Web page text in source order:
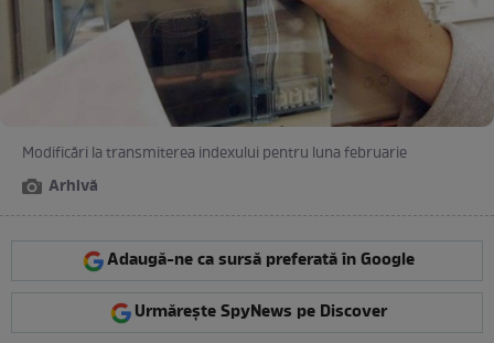
Modificări la transmiterea indexului pentru luna februarie
Arhivă
Adaugă-ne ca sursă preferată în Google
Urmărește SpyNews pe Discover